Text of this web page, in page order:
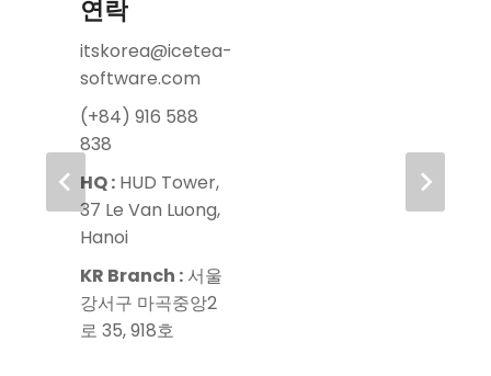
연락
itskorea@icetea-
software.com
(+84) 916 588
838
HQ : HUD Tower,
37 Le Van Luong,
Hanoi
KR Branch : 서울
강서구 마곡중앙2
로 35, 918호